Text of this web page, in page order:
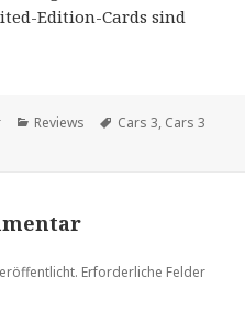
Edition-Cards sind
Kategorien
Reviews Schlagwörter
Cars 3, Cars 3
Erforderliche Felder